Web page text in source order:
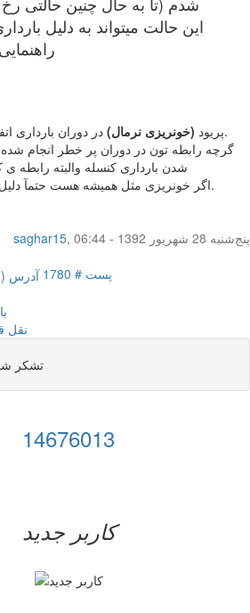
این حالت میتواند به دلیل
پریود (خونریزی نرمال)
در دوران بارداری اتفاق نمی افته عزیزم.
گرچه رابطه تون در دوران پر خطر انجام شده
شدن بارداری کنسله والبته رابطه ی
اگر خونریزی مثل همیشه هست حتمآ دلیل دیگه ای وجود داره.
saghar15,
پنج‌شنبه 28 شهریور 1392 - 06:44
پست # 1780
نقل
تشکر
14676013
کاربر جدید